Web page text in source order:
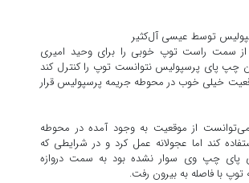
توسط عیسی آل‌کثیر
از سمت راست توپ خوبی را برای وحید امیری
چپ پای پرسپولیس نتوانست توپ را کنترل کند
خیلی خوب در محوطه جریمه پرسپولیس قرار
از موقعیت به وجود آمده در محوطه
کند اما عجولانه عمل کرد و در شرایطی که
پای چپ وی سوار نشده بود به سمت دروازه
با فاصله به بیرون رفت.